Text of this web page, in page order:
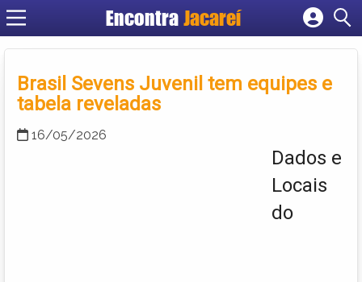
Encontra Jacareí
Cadastrar empresa
Criar conta
Brasil Sevens Juvenil tem equipes e
tabela reveladas
16/05/2026
Dados e
Locais
do